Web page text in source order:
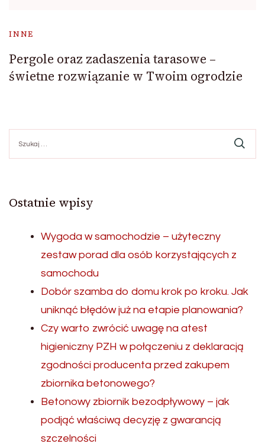
INNE
Pergole oraz zadaszenia tarasowe –
świetne rozwiązanie w Twoim ogrodzie
Ostatnie wpisy
Wygoda w samochodzie – użyteczny
zestaw porad dla osób korzystających z
samochodu
Dobór szamba do domu krok po kroku. Jak
uniknąć błędów już na etapie planowania?
Czy warto zwrócić uwagę na atest
higieniczny PZH w połączeniu z deklaracją
zgodności producenta przed zakupem
zbiornika betonowego?
Betonowy zbiornik bezodpływowy – jak
podjąć właściwą decyzję z gwarancją
szczelności